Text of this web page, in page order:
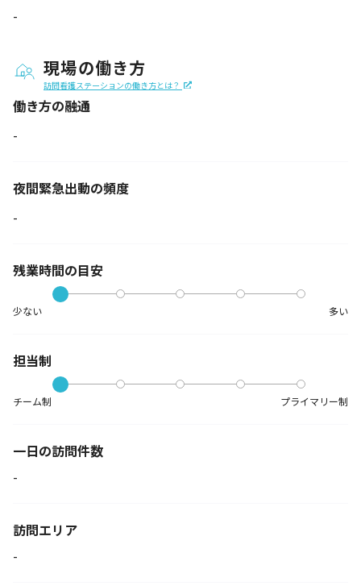
-
現場の働き方
訪問看護ステーションの働き方とは？
働き方の融通
-
夜間緊急出動の頻度
-
残業時間の目安
少ない 多い
担当制
チーム制 プライマリー制
一日の訪問件数
-
訪問エリア
-